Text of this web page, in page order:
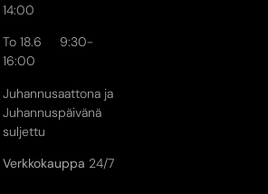
14:00
To 18.6 9:30-
16:00
Juhannusaattona ja
Juhannuspäivänä
suljettu
Verkkokauppa 24/7